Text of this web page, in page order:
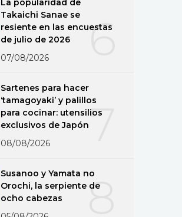
6
La popularidad de
Takaichi Sanae se
resiente en las encuestas
de julio de 2026
07/08/2026
7
Sartenes para hacer
‘tamagoyaki’ y palillos
para cocinar: utensilios
exclusivos de Japón
08/08/2026
8
Susanoo y Yamata no
Orochi, la serpiente de
ocho cabezas